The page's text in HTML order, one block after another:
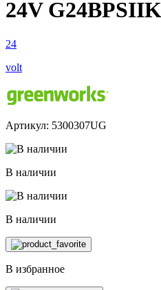
24V
24
volt
Артикул: 5300307UG
В наличии
В наличии
В избранное